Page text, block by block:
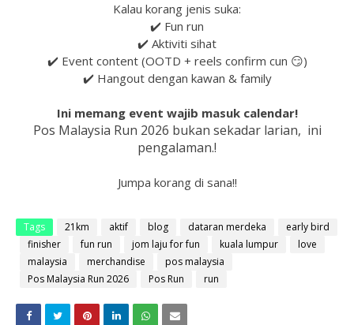
Kalau korang jenis suka:
✔️ Fun run
✔️ Aktiviti sihat
✔️ Event content (OOTD + reels confirm cun 😏)
✔️ Hangout dengan kawan & family
Ini memang event wajib masuk calendar!
Pos Malaysia Run 2026 bukan sekadar larian, ini
pengalaman.!
Jumpa korang di sana!!
Tags 21km aktif blog dataran merdeka
early bird
finisher
fun run jom laju for fun kuala lumpur
love
malaysia
merchandise
pos malaysia
Pos Malaysia Run 2026
Pos Run run